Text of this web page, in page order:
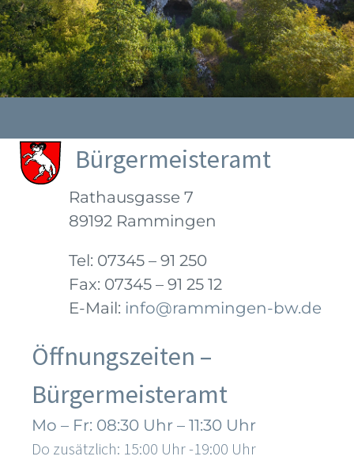
Bürgermeisteramt
Rathausgasse 7
89192 Rammingen
Tel: 07345 – 91 250
Fax: 07345 – 91 25 12
E-Mail: info@rammingen-bw.de
Öffnungszeiten –
Bürgermeisteramt
Mo – Fr: 08:30 Uhr – 11:30 Uhr
Do zusätzlich: 15:00 Uhr -19:00 Uhr